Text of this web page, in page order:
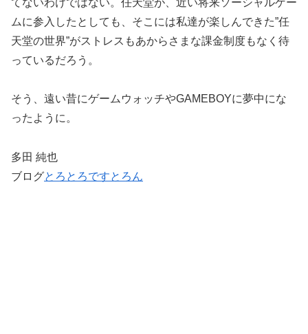
ムに参入したとしても、そこには私達が楽しんできた”任
天堂の世界”がストレスもあからさまな課金制度もなく待
っているだろう。
そう、遠い昔にゲームウォッチやGAMEBOYに夢中にな
ったように。
多田 純也
ブログとろとろですとろん